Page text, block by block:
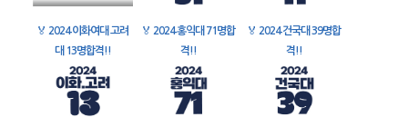
🏅 2024 이화여대 고려
대 13명합격!!
🏅 2024 홍익대 71명합
격!!
🏅 2024 건국대 39명합
격!!